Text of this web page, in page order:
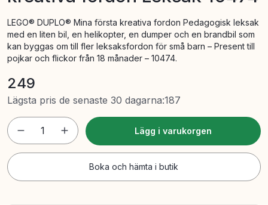
LEGO® DUPLO® Mina första kreativa fordon Pedagogisk leksak
med en liten bil, en helikopter, en dumper och en brandbil som
kan byggas om till fler leksaksfordon för små barn – Present till
pojkar och flickor från 18 månader – 10474.
249
Lägsta pris de senaste 30 dagarna:187
1 Lägg i varukorgen
Boka och hämta i butik